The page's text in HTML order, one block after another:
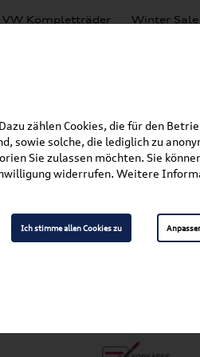
VW Kompletträder Winter Sale
zählen Cookies, die für den
sowie solche, die lediglich zu
Sie zulassen möchten. Sie
widerrufen. Weitere
Ich stimme allen Cookies zu